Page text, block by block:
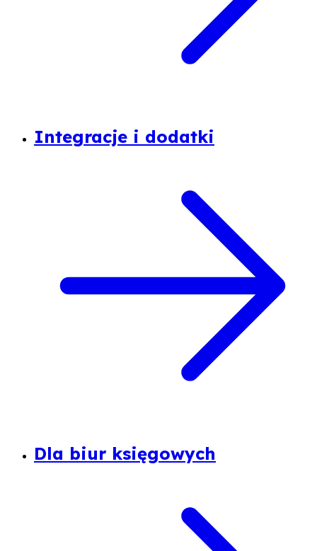
Integracje i dodatki
Dla biur księgowych